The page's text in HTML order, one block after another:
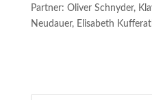
Partner: Oliver Schnyder,
Neudauer, Elisabeth